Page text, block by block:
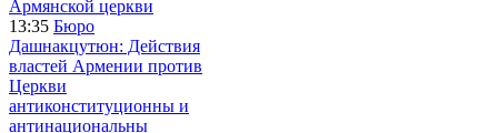
Армянской церкви
13:35 Бюро
Дашнакцутюн: Действия
властей Армении против
Церкви
антиконституционны и
антинациональны